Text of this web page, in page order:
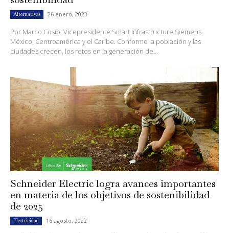
Alternativas 26 enero, 2023
Por Marco Cosío, Vicepresidente Smart Infrastructure Siemens
México, Centroamérica y el Caribe. Conforme la población y las
ciudades crecen, los retos en la generación de...
Schneider Electric logra avances importantes
en materia de los objetivos de sostenibilidad
de 2025
Electricidad 16 agosto, 2022